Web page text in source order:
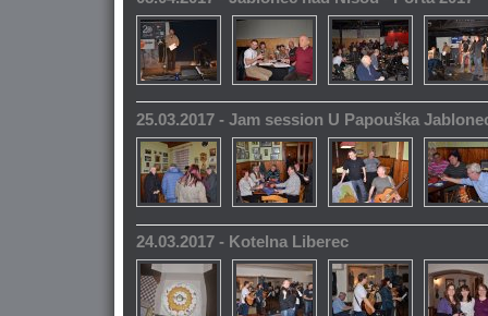
25.03.2017 - Jam session U Papouška
24.03.2017 - Kotelna Liberec